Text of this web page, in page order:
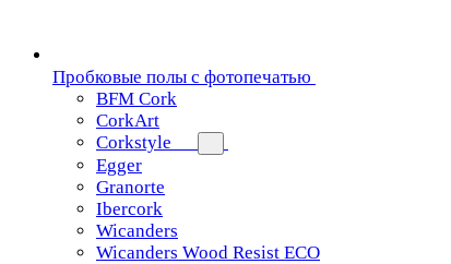
Пробковые полы с фотопечатью
BFM Cork
CorkArt
Corkstyle
Egger
Granorte
Ibercork
Wicanders
Wicanders Wood Resist ECO